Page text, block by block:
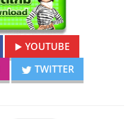
YOUTUBE
TWITTER